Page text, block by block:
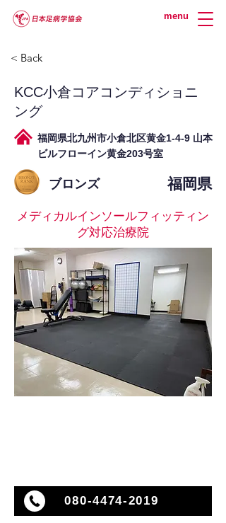
menu
< Back
KCC小倉コアコンディショニ
ング
福岡県北九州市小倉北区黄金1-4-9 山本
ビルフローイン黄金203号室
ブロンズ 福岡県
メディカルインソールフィッティン
グ対応治療院
080-4474-2019